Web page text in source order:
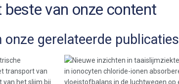
beste van onze content
onze gerelateerde publicaties